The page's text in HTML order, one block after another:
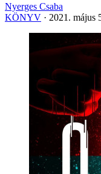
Nyerges Csaba
KÖNYV · 2021. május